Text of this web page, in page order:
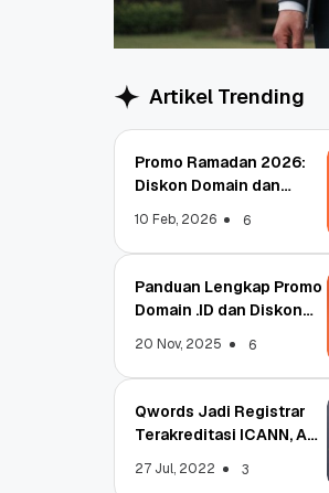
Artikel Trending
Promo Ramadan 2026:
Diskon Domain dan
10 Feb, 2026 6
Panduan Lengkap Promo
Domain .ID dan Diskon
20 Nov, 2025 6
Qwords Jadi Registrar
Terakreditasi ICANN, Apa
27 Jul, 2022 3